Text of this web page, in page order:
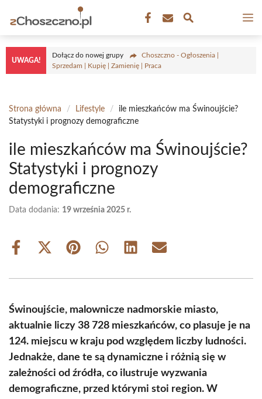
treści
UWAGA!
Dołącz do nowej grupy
Choszczno - Ogłoszenia |
Sprzedam | Kupię | Zamienię | Praca
Strona główna / Lifestyle /
ile mieszkańców ma Świnoujście?
Statystyki i prognozy demograficzne
ile mieszkańców ma Świnoujście?
Statystyki i prognozy
demograficzne
Data dodania: 19 września 2025 r.
Share
Share
(Twitter)
Share Share Share Share
Świnoujście, malownicze nadmorskie miasto,
aktualnie liczy 38 728 mieszkańców, co plasuje je na
124. miejscu w kraju pod względem liczby ludności.
Jednakże, dane te są dynamiczne i różnią się w
zależności od źródła, co ilustruje wyzwania
demograficzne, przed którymi stoi region. W